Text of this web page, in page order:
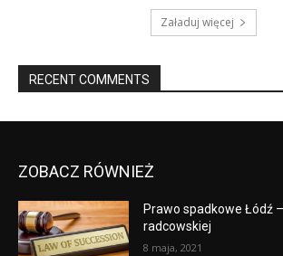
Załaduj więcej
RECENT COMMENTS
ZOBACZ RÓWNIEŻ
Prawo spadkowe Łódź
radcowskiej
8 maja, 2021